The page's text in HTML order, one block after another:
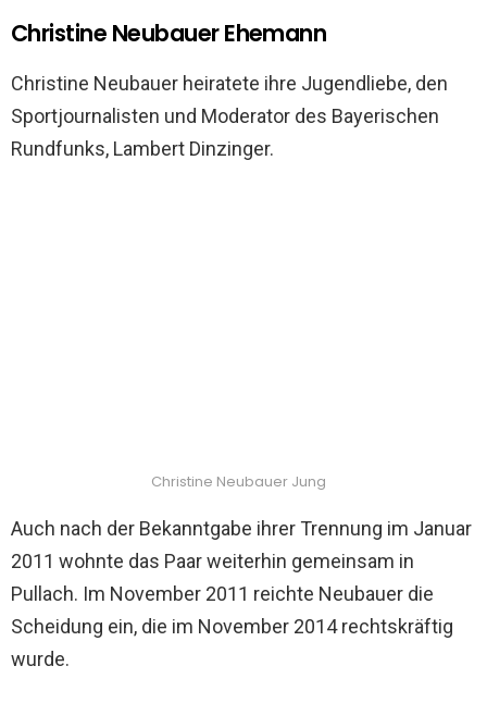
Christine Neubauer Ehemann
Christine Neubauer heiratete ihre Jugendliebe, den
Sportjournalisten und Moderator des Bayerischen
Rundfunks, Lambert Dinzinger.
Christine Neubauer Jung
Auch nach der Bekanntgabe ihrer Trennung im Januar
2011 wohnte das Paar weiterhin gemeinsam in
Pullach. Im November 2011 reichte Neubauer die
Scheidung ein, die im November 2014 rechtskräftig
wurde.